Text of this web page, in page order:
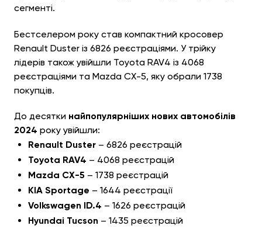
сегменті.
Бестселером року став компактний кросовер
Renault Duster із 6826 реєстраціями. У трійку
лідерів також увійшли Toyota RAV4 із 4068
реєстраціями та Mazda CX-5, яку обрали 1738
покупців.
До десятки найпопулярніших нових автомобілів
2024 року увійшли:
Renault Duster – 6826 реєстрацій
Toyota RAV4 – 4068 реєстрацій
Mazda CX-5 – 1738 реєстрацій
KIA Sportage – 1644 реєстрації
Volkswagen ID.4 – 1626 реєстрацій
Hyundai Tucson – 1435 реєстрацій